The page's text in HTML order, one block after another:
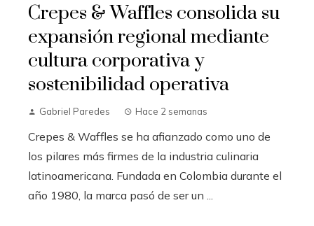
Crepes & Waffles consolida su
expansión regional mediante
cultura corporativa y
sostenibilidad operativa
Gabriel Paredes Hace 2 semanas
Crepes & Waffles se ha afianzado como uno de
los pilares más firmes de la industria culinaria
latinoamericana. Fundada en Colombia durante el
año 1980, la marca pasó de ser un ...